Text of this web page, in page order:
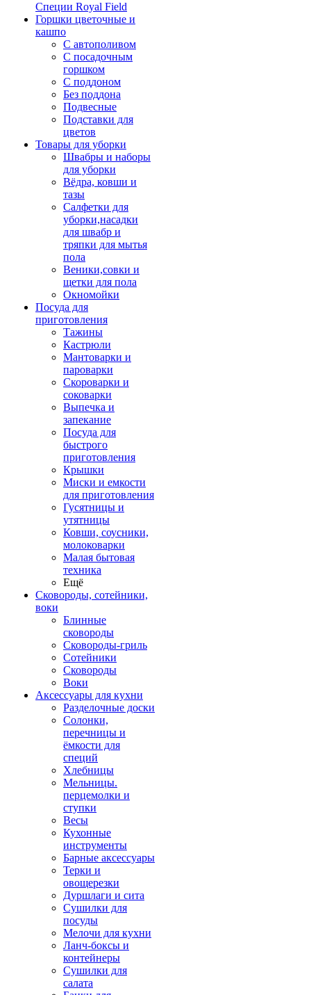
Специи Royal Field
Горшки цветочные и
кашпо
С автополивом
С посадочным
горшком
С поддоном
Без поддона
Подвесные
Подставки для
цветов
Товары для уборки
Швабры и наборы
для уборки
Вёдра, ковши и
тазы
Салфетки для
уборки,насадки
для швабр и
тряпки для мытья
пола
Веники,совки и
щетки для пола
Окномойки
Посуда для
приготовления
Тажины
Кастрюли
Мантоварки и
пароварки
Скороварки и
соковарки
Выпечка и
запекание
Посуда для
быстрого
приготовления
Крышки
Миски и емкости
для приготовления
Гусятницы и
утятницы
Ковши, соусники,
молоковарки
Малая бытовая
техника
Ещё
Сковороды, сотейники,
воки
Блинные
сковороды
Сковороды-гриль
Сотейники
Сковороды
Воки
Аксессуары для кухни
Разделочные доски
Солонки,
перечницы и
ёмкости для
специй
Хлебницы
Мельницы.
перцемолки и
ступки
Весы
Кухонные
инструменты
Барные аксессуары
Терки и
овощерезки
Дуршлаги и сита
Сушилки для
посуды
Мелочи для кухни
Ланч-боксы и
контейнеры
Сушилки для
салата